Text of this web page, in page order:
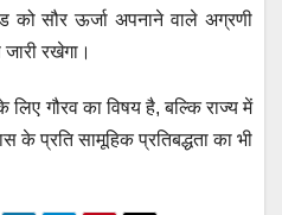
को सौर ऊर्जा अपनाने वाले अग्रणी
रखेगा।
गौरव का विषय है, बल्कि राज्य में
के प्रति सामूहिक प्रतिबद्धता का भी